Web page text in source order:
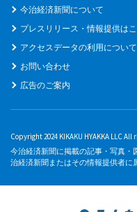
今治経済新聞について
プレスリリース・情報提供は
アクセスデータの利用について
お問い合わせ
広告のご案内
Copyright 2024 KIKAKU HYAKKA LLC All
今治経済新聞に掲載の記事・写真・
治経済新聞またはその情報提供者に